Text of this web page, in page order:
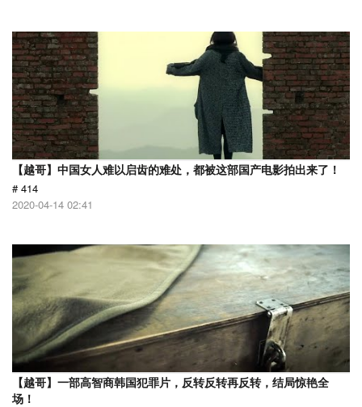
【越哥】中国女人难以启齿的难处，都被这部国产电影拍出来了！
# 414
2020-04-14 02:41
【越哥】一部高智商韩国犯罪片，反转反转再反转，结局惊艳全
场！